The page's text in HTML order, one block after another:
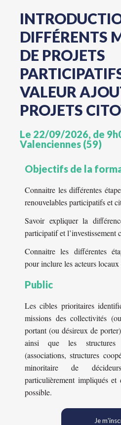
DIFFÉRENTS
DE PROJETS
VALEUR
PROJETS
Le 22/09/2026, de
Valenciennes (59)
Objectifs de la
Connaitre les différentes
renouvelables participatifs et
Savoir expliquer la
participatif et l’investissement
Connaitre les différentes
pour inclure les acteurs
Public
Les cibles prioritaires
missions des collectivités
portant (ou désireux de
ainsi que les structures
(associations, structures
minoritaire de
particulièrement impliqués et
possible.
Je